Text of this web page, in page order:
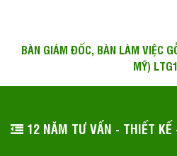
BÀN GIÁM ĐỐC, BÀN LÀM VIỆC
MỸ)
12 NĂM TƯ VẤN - THIẾT KẾ